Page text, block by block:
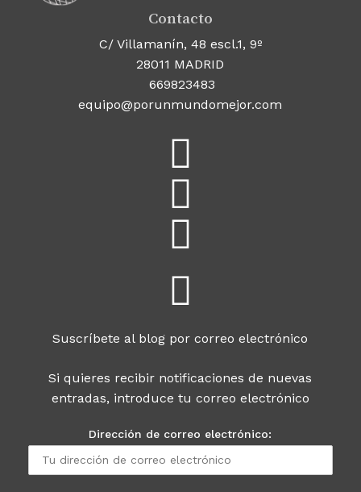
Contacto
C/ Villamanín, 48 escl.1, 9º
28011 MADRID
669823483
equipo@porunmundomejor.com
Suscríbete al blog por correo electrónico
Si quieres recibir notificaciones de nuevas
entradas, introduce tu correo electrónico
Dirección de correo electrónico: